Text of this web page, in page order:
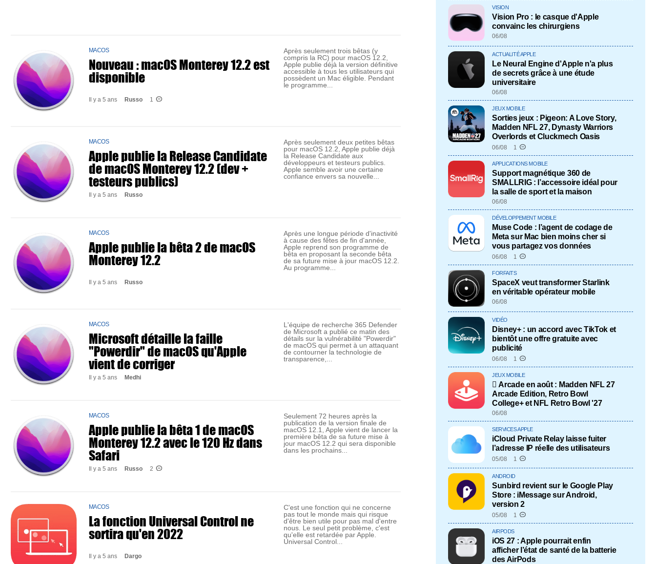
MACOS
Nouveau : macOS Monterey 12.2 est
disponible
Il y a 5 ans Russo 1
Après seulement trois bêtas (y
compris la RC) pour macOS 12.2,
Apple publie déjà la version définitive
accessible à tous les utilisateurs qui
possèdent un Mac éligible. Pendant
le programme...
MACOS
Apple publie la Release Candidate
de macOS Monterey 12.2 (dev +
testeurs publics)
Il y a 5 ans Russo
Après seulement deux petites bêtas
pour macOS 12.2, Apple publie déjà
la Release Candidate aux
développeurs et testeurs publics.
Apple semble avoir une certaine
confiance envers sa nouvelle...
MACOS
Apple publie la bêta 2 de macOS
Monterey 12.2
Il y a 5 ans Russo
Après une longue période d'inactivité
à cause des fêtes de fin d'année,
Apple reprend son programme de
bêta en proposant la seconde bêta
de sa future mise à jour macOS 12.2.
Au programme...
MACOS
Microsoft détaille la faille
"Powerdir" de macOS qu'Apple
vient de corriger
Il y a 5 ans Medhi
L'équipe de recherche 365 Defender
de Microsoft a publié ce matin des
détails sur la vulnérabilité "Powerdir"
de macOS qui permet à un attaquant
de contourner la technologie de
transparence,...
MACOS
Apple publie la bêta 1 de macOS
Monterey 12.2 avec le 120 Hz dans
Safari
Il y a 5 ans Russo 2
Seulement 72 heures après la
publication de la version finale de
macOS 12.1, Apple vient de lancer la
première bêta de sa future mise à
jour macOS 12.2 qui sera disponible
dans les prochains...
MACOS
La fonction Universal Control ne
sortira qu'en 2022
Il y a 5 ans Dargo
C'est une fonction qui ne concerne
pas tout le monde mais qui risque
d'être bien utile pour pas mal d'entre
nous. Le seul petit problème, c'est
qu'elle est retardée par Apple.
Universal Control...
VISION
Vision Pro : le casque d'Apple
convainc les chirurgiens
06/08
ACTUALITÉ APPLE
Le Neural Engine d'Apple n'a plus
de secrets grâce à une étude
universitaire
06/08
JEUX MOBILE
Sorties jeux : Pigeon: A Love Story,
Madden NFL 27, Dynasty Warriors
Overlords et Cluckmech Oasis
06/08 1
APPLICATIONS MOBILE
Support magnétique 360 de
SMALLRIG : l’accessoire idéal pour
la salle de sport et la maison
06/08
DÉVELOPPEMENT MOBILE
Muse Code : l’agent de codage de
Meta sur Mac bien moins cher si
vous partagez vos données
06/08 1
FORFAITS
SpaceX veut transformer Starlink
en véritable opérateur mobile
06/08
VIDÉO
Disney+ : un accord avec TikTok et
bientôt une offre gratuite avec
publicité
06/08 1
JEUX MOBILE
 Arcade en août : Madden NFL 27
Arcade Edition, Retro Bowl
College+ et NFL Retro Bowl '27
06/08
SERVICES APPLE
iCloud Private Relay laisse fuiter
l’adresse IP réelle des utilisateurs
05/08 1
ANDROID
Sunbird revient sur le Google Play
Store : iMessage sur Android,
version 2
05/08 1
AIRPODS
iOS 27 : Apple pourrait enfin
afficher l’état de santé de la batterie
des AirPods